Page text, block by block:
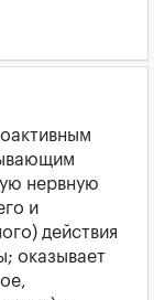
нервную
и
действия
оказывает